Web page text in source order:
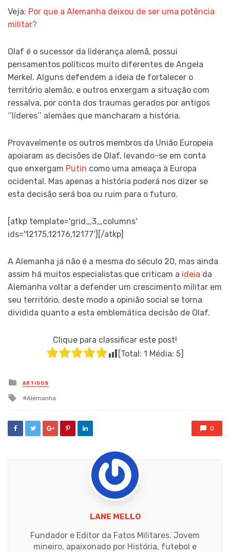
Veja: Por que a Alemanha deixou de ser uma potência
militar?
Olaf é o sucessor da liderança alemã, possui
pensamentos políticos muito diferentes de Angela
Merkel. Alguns defendem a ideia de fortalecer o
território alemão, e outros enxergam a situação com
ressalva, por conta dos traumas gerados por antigos
‘’líderes’’ alemães que mancharam a história.
Provavelmente os outros membros da União Europeia
apoiaram as decisões de Olaf, levando-se em conta
que enxergam Putin como uma ameaça à Europa
ocidental. Mas apenas a história poderá nos dizer se
esta decisão será boa ou ruim para o futuro.
[atkp template='grid_3_columns'
ids='12175,12176,12177'][/atkp]
A Alemanha já não é a mesma do século 20, mas ainda
assim há muitos especialistas que criticam a ideia da
Alemanha voltar a defender um crescimento militar em
seu território, deste modo a opinião social se torna
dividida quanto a esta emblemática decisão de Olaf.
Clique para classificar este post!
[Total: 1 Média: 5]
Posted
in
ARTIGOS
Tagged
Alemanha
0
LANE MELLO
Fundador e Editor da Fatos Militares. Jovem
mineiro, apaixonado por História, futebol e